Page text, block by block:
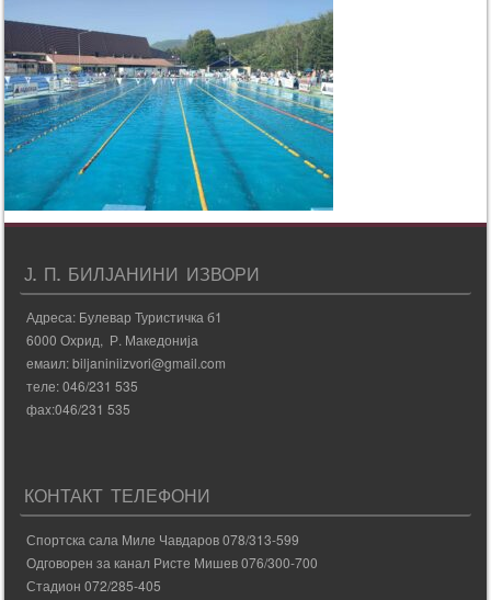
Ј. П. БИЛЈАНИНИ ИЗВОРИ
Адреса: Булевар Туристичка б1
6000 Охрид, Р. Македонија
емаил: biljaniniizvori@gmail.com
теле: 046/231 535
фаx:046/231 535
КОНТАКТ ТЕЛЕФОНИ
Спортска сала Миле Чавдаров 078/313-599
Одговорен за канал Ристе Мишев 076/300-700
Стадион 072/285-405